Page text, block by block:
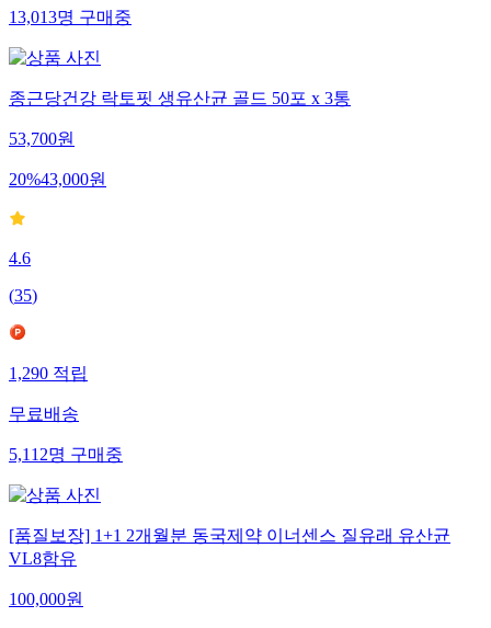
13,013명 구매중
종근당건강 락토핏 생유산균 골드 50포 x 3통
53,700원
20%43,000원
4.6
(35)
1,290 적립
무료배송
5,112명 구매중
[품질보장] 1+1 2개월분 동국제약 이너센스 질유래 유산균
VL8함유
100,000원